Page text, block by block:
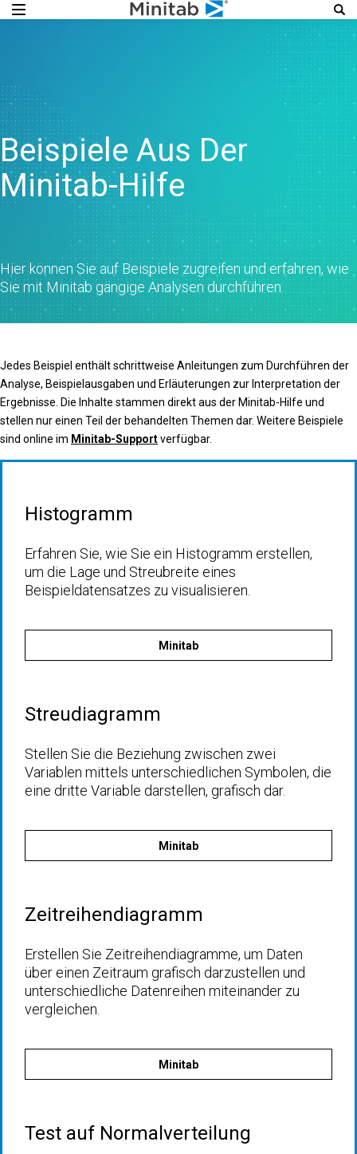
Beispiele Aus Der
Minitab-Hilfe
Hier können Sie auf Beispiele zugreifen und erfahren, wie
Sie mit Minitab gängige Analysen durchführen.
Jedes Beispiel enthält schrittweise Anleitungen zum Durchführen der
Analyse, Beispielausgaben und Erläuterungen zur Interpretation der
Ergebnisse. Die Inhalte stammen direkt aus der Minitab-Hilfe und
stellen nur einen Teil der behandelten Themen dar. Weitere Beispiele
sind online im Minitab-Supportverfügbar.
Histogramm
Erfahren Sie, wie Sie ein Histogramm erstellen,
um die Lage und Streubreite eines
Beispieldatensatzes zu visualisieren.
Minitab
Streudiagramm
Stellen Sie die Beziehung zwischen zwei
Variablen mittels unterschiedlichen Symbolen, die
eine dritte Variable darstellen, grafisch dar.
Minitab
Zeitreihendiagramm
Erstellen Sie Zeitreihendiagramme, um Daten
über einen Zeitraum grafisch darzustellen und
unterschiedliche Datenreihen miteinander zu
vergleichen.
Minitab
Test auf Normalverteilung